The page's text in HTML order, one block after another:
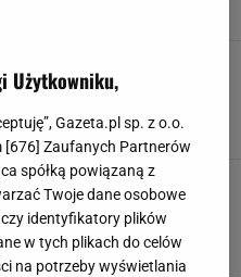
przekąska, której nikt się nie
PASTA Z MAKRELI
miejsce na świątecznym i
Zniknął w przeciągu 5
PRZYSTAWKA
Użytkowniku,
Gazeta.pl sp. z o.o.
676 ] Zaufanych Partnerów
spółką powiązaną z
Twoje dane osobowe
czy identyfikatory plików
w tych plikach do celów
na potrzeby wyświetlania